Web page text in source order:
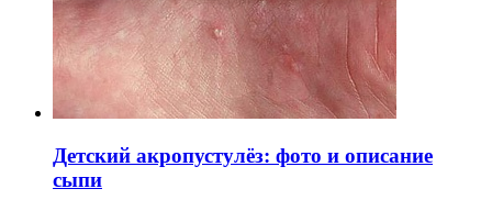
Детский акропустулёз: фото и описание
сыпи